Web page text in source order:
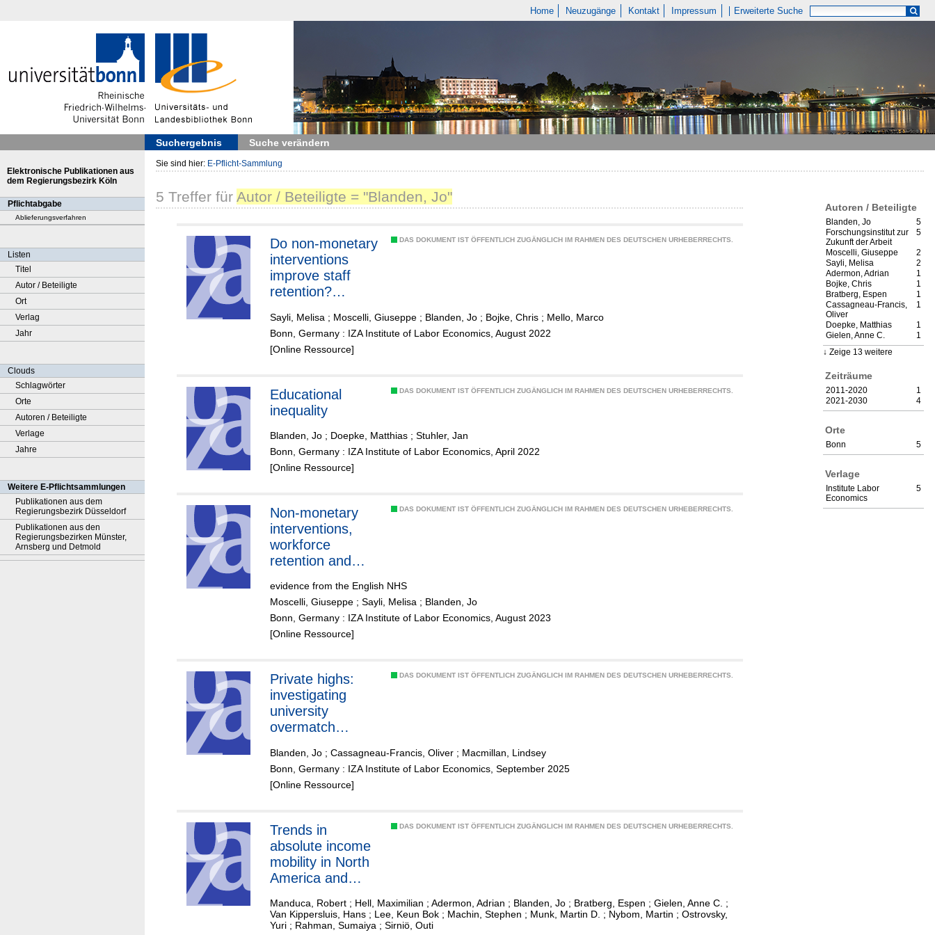
Home Neuzugänge Kontakt Impressum Erweiterte Suche
Suchergebnis Suche verändern
Elektronische Publikationen aus
dem Regierungsbezirk Köln
Pflichtabgabe
Ablieferungsverfahren
Listen
Titel
Autor / Beteiligte
Ort
Verlag
Jahr
Clouds
Schlagwörter
Orte
Autoren / Beteiligte
Verlage
Jahre
Weitere E-Pflichtsammlungen
Publikationen aus dem
Regierungsbezirk Düsseldorf
Publikationen aus den
Regierungsbezirken Münster,
Arnsberg und Detmold
Sie sind hier: E-Pflicht-Sammlung
Autoren / Beteiligte
5
Blanden, Jo
5
Forschungsinstitut zur
Zukunft der Arbeit
2
Moscelli, Giuseppe
2
Sayli, Melisa
1
Adermon, Adrian
1
Bojke, Chris
1
Bratberg, Espen
1
Cassagneau-Francis,
Oliver
1
Doepke, Matthias
1
Gielen, Anne C.
Zeige 13 weitere
Zeiträume
1
2011-2020
4
2021-2030
Orte
5
Bonn
Verlage
5
Institute Labor
Economics
5 Treffer für Autor / Beteiligte = "Blanden, Jo"
DAS DOKUMENT IST ÖFFENTLICH ZUGÄNGLICH IM RAHMEN DES DEUTSCHEN URHEBERRECHTS.
Do non-monetary
interventions
improve staff
retention?
English NHS
hospitals
Sayli, Melisa ; Moscelli, Giuseppe ; Blanden, Jo ; Bojke, Chris ; Mello, Marco
Bonn, Germany : IZA Institute of Labor Economics, August 2022
[Online Ressource]
DAS DOKUMENT IST ÖFFENTLICH ZUGÄNGLICH IM RAHMEN DES DEUTSCHEN URHEBERRECHTS.
Educational
inequality
Blanden, Jo ; Doepke, Matthias ; Stuhler, Jan
Bonn, Germany : IZA Institute of Labor Economics, April 2022
[Online Ressource]
DAS DOKUMENT IST ÖFFENTLICH ZUGÄNGLICH IM RAHMEN DES DEUTSCHEN URHEBERRECHTS.
Non-monetary
interventions,
workforce
retention and
evidence from the English NHS
Moscelli, Giuseppe ; Sayli, Melisa ; Blanden, Jo
Bonn, Germany : IZA Institute of Labor Economics, August 2023
[Online Ressource]
DAS DOKUMENT IST ÖFFENTLICH ZUGÄNGLICH IM RAHMEN DES DEUTSCHEN URHEBERRECHTS.
Private highs:
investigating
university
overmatch
from elite schools
Blanden, Jo ; Cassagneau-Francis, Oliver ; Macmillan, Lindsey
Bonn, Germany : IZA Institute of Labor Economics, September 2025
[Online Ressource]
DAS DOKUMENT IST ÖFFENTLICH ZUGÄNGLICH IM RAHMEN DES DEUTSCHEN URHEBERRECHTS.
Trends in
absolute income
mobility in North
America and
Manduca, Robert ; Hell, Maximilian ; Adermon, Adrian ; Blanden, Jo ; Bratberg, Espen ; Gielen, Anne C. ;
Van Kippersluis, Hans ; Lee, Keun Bok ; Machin, Stephen ; Munk, Martin D. ; Nybom, Martin ; Ostrovsky,
Yuri ; Rahman, Sumaiya ; Sirniö, Outi